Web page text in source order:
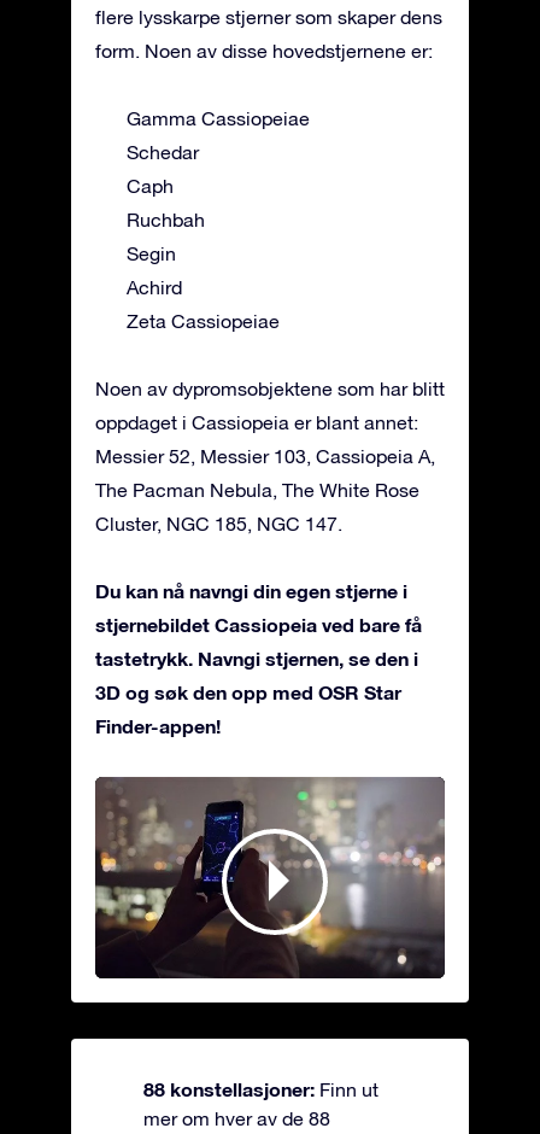
flere lysskarpe stjerner som skaper dens
form. Noen av disse hovedstjernene er:
Gamma Cassiopeiae
Schedar
Caph
Ruchbah
Segin
Achird
Zeta Cassiopeiae
Noen av dypromsobjektene som har blitt
oppdaget i Cassiopeia er blant annet:
Messier 52, Messier 103, Cassiopeia A,
The Pacman Nebula, The White Rose
Cluster, NGC 185, NGC 147.
Du kan nå navngi din egen stjerne i
stjernebildet Cassiopeia ved bare få
tastetrykk. Navngi stjernen, se den i
3D og søk den opp med OSR Star
Finder-appen!
88 konstellasjoner: Finn ut
mer om hver av de 88